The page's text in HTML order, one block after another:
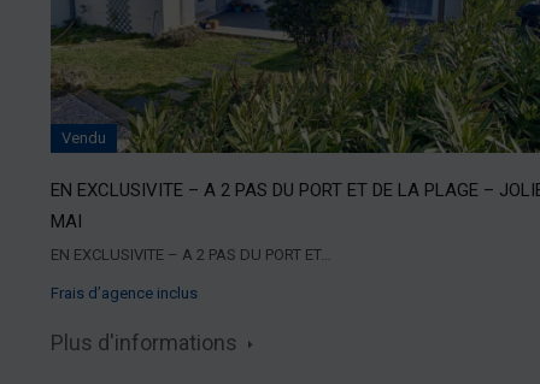
Vendu
EN EXCLUSIVITE – A 2 PAS DU PORT ET DE LA PLAGE –
MAI
EN EXCLUSIVITE – A 2 PAS DU PORT ET…
Frais d’agence inclus
Plus d'informations